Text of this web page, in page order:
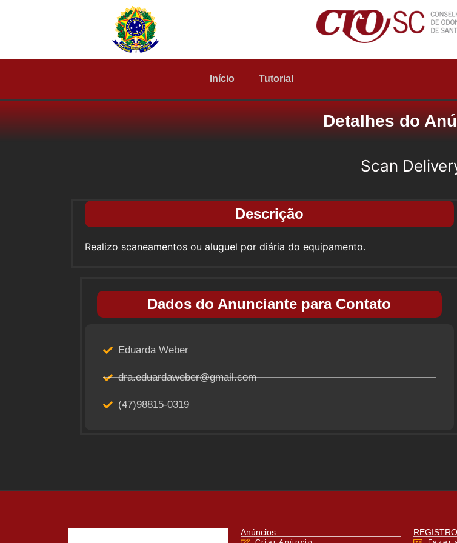
Início Tutorial
Detalhes do
Scan
Descrição
Realizo scaneamentos ou aluguel por diária do equipamento.
Dados do Anunciante para Contato
Eduarda Weber
dra.eduardaweber@gmail.com
(47)98815-0319
Anúncios REGISTRO